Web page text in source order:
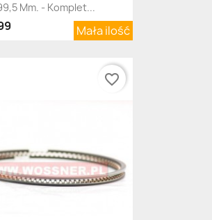
Mm. - Komplet...
Mała ilość
favorite_border